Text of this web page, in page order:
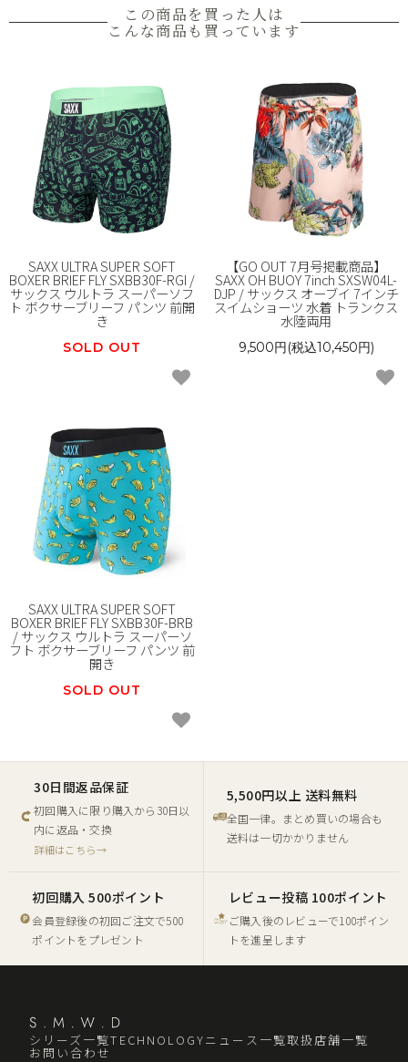
この商品を買った人は
こんな商品も買っています
SAXX ULTRA SUPER SOFT
BOXER BRIEF FLY SXBB30F-RGI /
サックス ウルトラ スーパーソフ
ト ボクサーブリーフ パンツ 前開
き
SOLD OUT
【GO OUT 7月号掲載商品】
SAXX OH BUOY 7inch SXSW04L-
DJP / サックス オーブイ 7インチ
スイムショーツ 水着 トランクス
水陸両用
9,500円(税込10,450円)
SAXX ULTRA SUPER SOFT
BOXER BRIEF FLY SXBB30F-BRB
/ サックス ウルトラ スーパーソ
フト ボクサーブリーフ パンツ 前
開き
SOLD OUT
30日間返品保証
初回購入に限り購入から30日以
内に返品・交換
詳細はこちら→
5,500円以上 送料無料
全国一律。まとめ買いの場合も
送料は一切かかりません
初回購入 500ポイント
会員登録後の初回ご注文で500
ポイントをプレゼント
レビュー投稿 100ポイント
ご購入後のレビューで100ポイン
トを進呈します
シリーズ一覧TECHNOLOGYニュース一覧取扱店舗一覧
お問い合わせ